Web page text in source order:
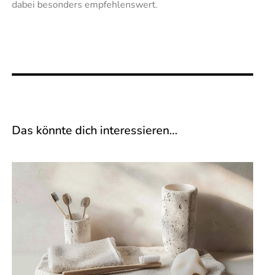
dabei besonders empfehlenswert.
Das könnte dich interessieren…